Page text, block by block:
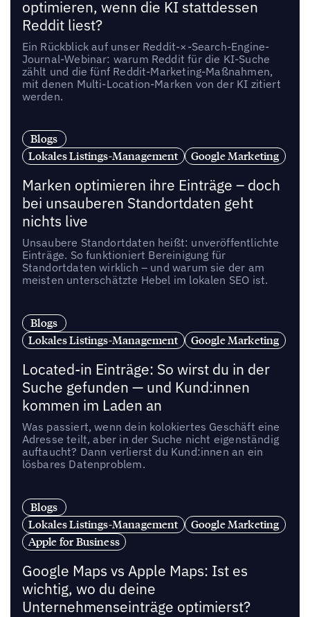
optimieren, wenn die KI stattdessen
Reddit liest?
Ein Rückblick auf unser Reddit-×-Search-Engine-
Journal-Webinar: warum Reddit für die KI-Suche
zählt und die fünf Reddit-Marketing-Maßnahmen,
mit denen Multi-Location-Marken von der KI zitiert
werden.
Blogs
Lokales Listings-Management
Google Marketing
Marken optimieren ihre Einträge – doch
bei unsauberen Standortdaten geht
nichts live
Unsaubere Standortdaten heißt: unveröffentlichte
Einträge. So funktioniert Bereinigung für
Standortdaten wirklich – und warum sie der am
meisten unterschätzte Hebel im lokalen SEO ist.
Blogs
Lokales Listings-Management
Google Marketing
Located-in Einträge: So wirst du in der
Suche gefunden — und Kund:innen
kommen im Laden an
Was passiert, wenn dein kolokiertes Geschäft eine
Adresse teilt, aber in der Suche nicht eigenständig
auftaucht? Dann verlierst du Kund:innen an ein
lösbares Datenproblem.
Blogs
Lokales Listings-Management
Google Marketing
Apple for Business
Google Maps vs Apple Maps: Ist es
wichtig, wo du deine
Unternehmenseinträge optimierst?